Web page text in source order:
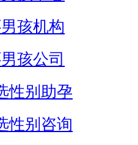
孩机构
孩公司
性别助孕
性别咨询